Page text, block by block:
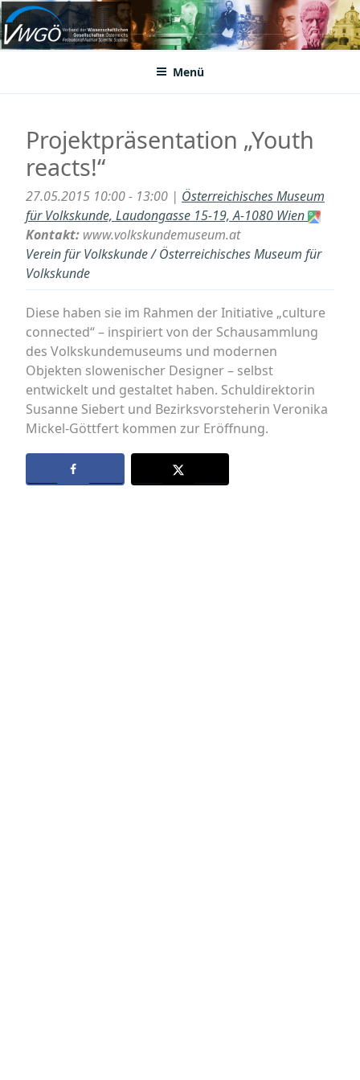
Zum
Inhalt
springenVWGÖ
Federation of Austrian Scientific Societies
Menü
Projektpräsentation „Youth
reacts!“
27.05.2015 10:00 - 13:00 | Österreichisches Museum
für Volkskunde, Laudongasse 15-19, A-1080 Wien
Kontakt: www.volkskundemuseum.at
Verein für Volkskunde / Österreichisches Museum für
Volkskunde
Diese haben sie im Rahmen der Initiative „culture
connected“ – inspiriert von der Schausammlung
des Volkskundemuseums und modernen
Objekten slowenischer Designer – selbst
entwickelt und gestaltet haben. Schuldirektorin
Susanne Siebert und Bezirksvorsteherin Veronika
Mickel-Göttfert kommen zur Eröffnung.